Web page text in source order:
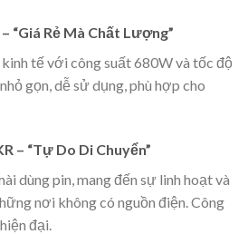
“Giá Rẻ Mà Chất Lượng”
tế với công suất 680W và tốc độ
gọn, dễ sử dụng, phù hợp cho
– “Tự Do Di Chuyển”
dùng pin, mang đến sự linh hoạt và
nơi không có nguồn điện. Công
đại.